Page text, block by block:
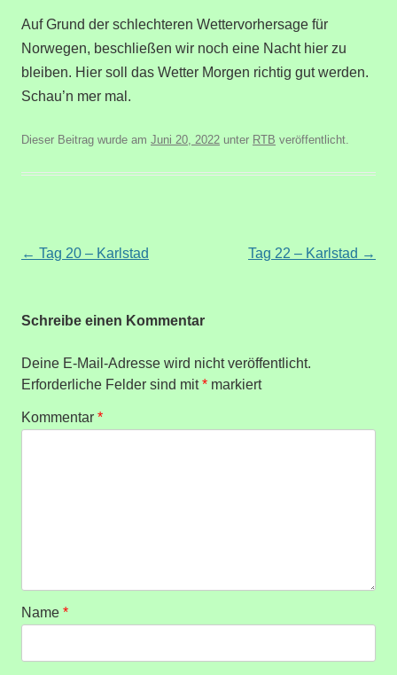
Auf Grund der schlechteren Wettervorhersage für
Norwegen, beschließen wir noch eine Nacht hier zu
bleiben. Hier soll das Wetter Morgen richtig gut werden.
Schau’n mer mal.
Dieser Beitrag wurde am Juni 20, 2022 unter RTB veröffentlicht.
Beitragsnavigation
← Tag 20 – Karlstad Tag 22 – Karlstad →
Schreibe einen Kommentar
Deine E-Mail-Adresse wird nicht veröffentlicht.
Erforderliche Felder sind mit* markiert
Kommentar *
Name *